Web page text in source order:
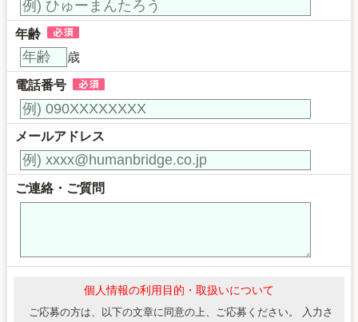
年齢
歳
電話番号
メールアドレス
ご連絡・ご質問
個人情報の利用目的・取扱いについて
ご応募の方は、以下の文章に同意の上、ご応募ください。 入力さ